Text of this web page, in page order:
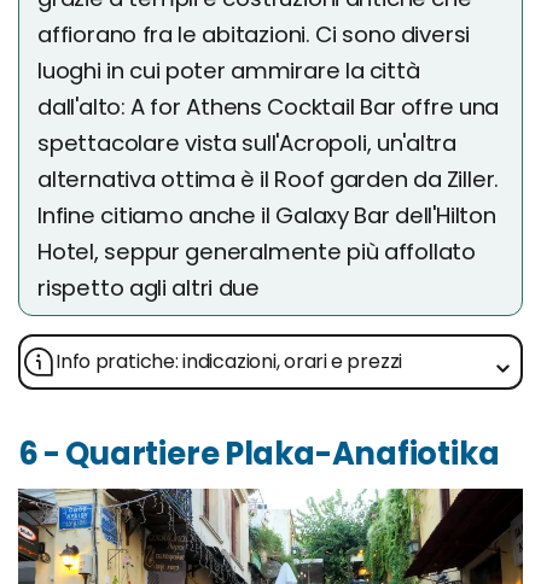
affiorano fra le abitazioni. Ci sono diversi
luoghi in cui poter ammirare la città
dall'alto: A for Athens Cocktail Bar offre una
spettacolare vista sull'Acropoli, un'altra
alternativa ottima è il Roof garden da Ziller.
Infine citiamo anche il Galaxy Bar dell'Hilton
Hotel, seppur generalmente più affollato
rispetto agli altri due
Info pratiche: indicazioni, orari e prezzi
6 - Quartiere Plaka-Anafiotika